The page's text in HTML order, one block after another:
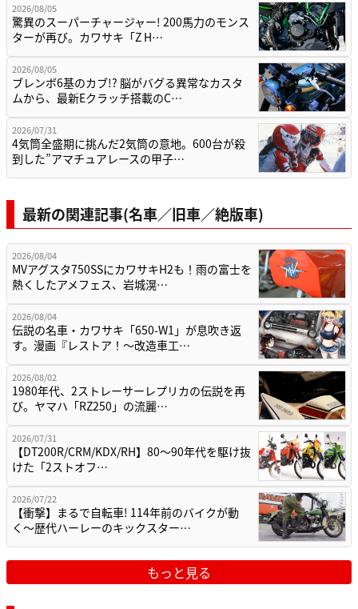
2026/08/05
驚異のスーパーチャージャー! 200馬力のモンス
ターが再び。カワサキ「Z H…
2026/08/05
ブレンボ6基のカブ!? 脳がバグる異常なカスタ
ムから、最新Eクラッチ搭載のC…
2026/07/31
4気筒全盛期に挑んだ2気筒の意地。600台が殺
到した”アマチュアレースの甲子…
最新の関連記事(名車／旧車／絶版車)
2026/08/04
MVアグスタ750SSにカワサキH2も！雨の富士を
熱くしたアメフェス、岩城滉…
2026/08/04
伝説の名車・カワサキ「650-W1」が息吹き返
す。漫画『レストア！～改造車工…
2026/08/02
1980年代、2ストレーサーレプリカの伝説を再
び。ヤマハ「RZ250」の流麗…
2026/07/31
【DT200R/CRM/KDX/RH】80〜90年代を駆け抜
けた「2ストオフ…
2026/07/22
【衝撃】まるで自転車! 114年前のバイクが動
く〜歴代ハーレーのキックスター…
もっと見る